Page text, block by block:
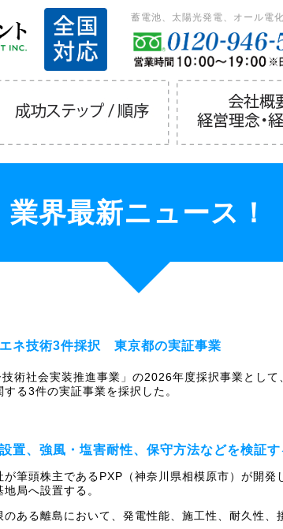
蓄電池、太陽光発電、オール電
業界最新ニュース！
エネ技術3件採択 東京都の実証事業
術社会実装推進事業」の2026年度採択事業とし
る3件の実証事業を採択した。
置、強風・塩害耐性、保守方法などを検証す
筆頭株主であるPXP（神奈川県相模原市）が開
局へ設置する。
ある離島において、発電性能、施工性、耐久性